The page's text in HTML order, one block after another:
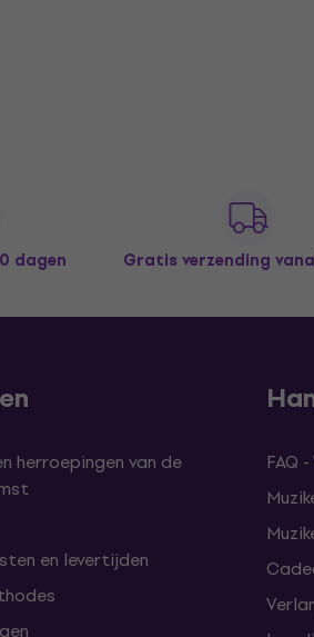
dagen Gratis verzending
herroepingen van de
en levertijden
FAQ